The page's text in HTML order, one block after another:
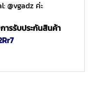
@vgadz ค่ะ
ารรับประกันสินค้า